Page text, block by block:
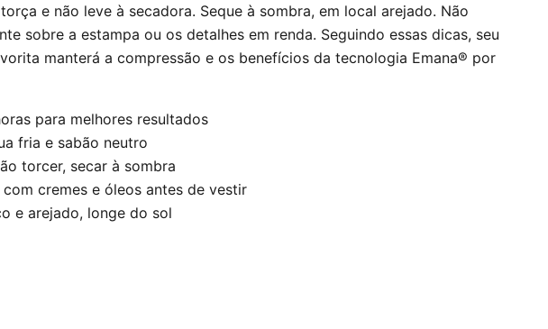
e não leve à secadora. Seque à sombra, em local arejado. Não
sobre a estampa ou os detalhes em renda. Seguindo essas dicas, seu
manterá a compressão e os benefícios da tecnologia Emana® por
para melhores resultados
fria e sabão neutro
torcer, secar à sombra
cremes e óleos antes de vestir
e arejado, longe do sol